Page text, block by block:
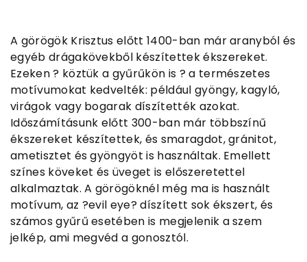
A görögök Krisztus előtt 1400-ban már aranyból és
egyéb drágakövekből készítettek ékszereket.
Ezeken ? köztük a gyűrűkön is ? a természetes
motívumokat kedvelték: például gyöngy, kagyló,
virágok vagy bogarak díszítették azokat.
Időszámításunk előtt 300-ban már többszínű
ékszereket készítettek, és smaragdot, gránitot,
ametisztet és gyöngyöt is használtak. Emellett
színes köveket és üveget is előszeretettel
alkalmaztak. A görögöknél még ma is használt
motívum, az ?evil eye? díszített sok ékszert, és
számos gyűrű esetében is megjelenik a szem
jelkép, ami megvéd a gonosztól.